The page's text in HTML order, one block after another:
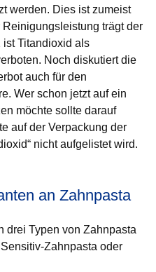
werden. Dies ist zumeist
trägt der
ist Titandioxid als
Noch diskutiert die
auch für den
Wer schon jetzt auf ein
möchte sollte darauf
auf der Verpackung der
nicht aufgelistet wird.
an Zahnpasta
drei Typen von Zahnpasta
Zahnpasta oder